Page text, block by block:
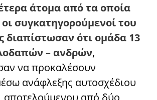
άτομα από τα οποία
συγκατηγορούμενοί του
διαπίστωσαν ότι ομάδα 13
– ανδρών,
να προκαλέσουν
ανάφλεξης αυτοσχέδιου
αποτελούμενου από δύο